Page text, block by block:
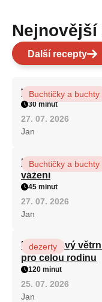
Další recepty
Vláčná olejová
Buchtičky a buchty
30 minut
27. 07. 2026
Jan
Hrnková maková
vážení
Buchtičky a buchty
45 minut
27. 07. 2026
Jan
Karamelový
pro celou rodinu
dezerty
120 minut
25. 07. 2026
Jan